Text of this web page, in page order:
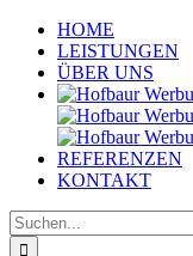
Zum
Inhalt
springen
HOME
LEISTUNGEN
ÜBER UNS
REFERENZEN
KONTAKT
Suche
nach: